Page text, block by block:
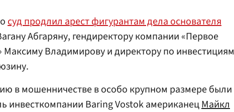
суд продлил арест фигурантам дела основателя
Абгаряну, гендиректору компании «Первое
Владимирову и директору по инвестициям
в мошенничестве в особо крупном размере были
инвесткомпании Baring Vostok американецМайкл